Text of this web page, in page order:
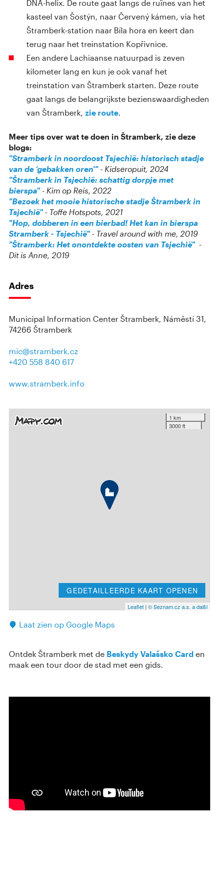
DNA-helix. De route gaat langs de ruïnes van het
kasteel van Šostýn, naar Červený kámen, via het
Štramberk-station naar Bíla hora en keert dan
terug naar het treinstation Kopřivnice.
Een andere Lachiaanse natuurpad is zeven
kilometer lang en kun je ook vanaf het
treinstation van Štramberk starten. Deze route
gaat langs de belangrijkste bezienswaardigheden
van Štramberk, zie route.
Meer tips over wat te doen in Štramberk, zie deze
blogs:
"Stramberk in noordoost Tsjechië: historisch stadje
van de ‘gebakken oren'"- Kidseropuit, 2024
"Štramberk in Tsjechië: schattig dorpje met
bierspa"- Kim op Reis, 2022
"Bezoek het mooie historische stadje Štramberk in
Tsjechië"- Toffe Hotspots, 2021
"Hop, dobberen in een bierbad! Het kan in bierspa
Stramberk - Tsjechië"- Travel around with me, 2019
"Štramberk: Het onontdekte oosten van Tsjechië" -
Dit is Anne, 2019
Adres
Municipal Information Center Štramberk, Náměstí 31,
74266 Štramberk
mic@stramberk.cz
+420 558 840 617
www.stramberk.info
1 km
3000 ft
GEDETAILLEERDE KAART OPENEN
Leaflet | © Seznam.cz a.s. a další
Laat zien op Google Maps
Ontdek Štramberk met de Beskydy Valašsko Card en
maak een tour door de stad met een gids.